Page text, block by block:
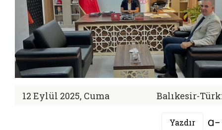
12 Eylül 2025, Cuma Balıkesir-
Yazdır